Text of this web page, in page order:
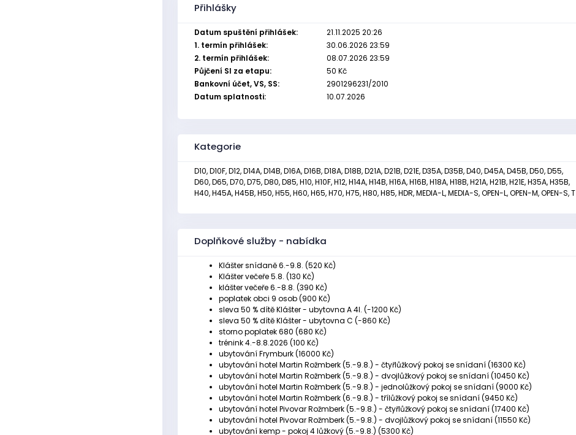
Přihlášky
Datum spuštění přihlášek:
21.11.2025 20:26
1. termín přihlášek:
30.06.2026 23:59
2. termín přihlášek:
08.07.2026 23:59
Půjčení SI za etapu:
50 Kč
Bankovní účet, VS, SS:
2901296231/2010
Datum splatnosti:
10.07.2026
Kategorie
D10, D10F, D12, D14A, D14B, D16A, D16B, D18A, D18B, D21A, D21B, D21E, D35A, D35B, D40, D45A, D45B, D50, D55,
D60, D65, D70, D75, D80, D85, H10, H10F, H12, H14A, H14B, H16A, H16B, H18A, H18B, H21A, H21B, H21E, H35A, H35B,
H40, H45A, H45B, H50, H55, H60, H65, H70, H75, H80, H85, HDR, MEDIA-L, MEDIA-S, OPEN-L, OPEN-M, OPEN-S, T
Doplňkové služby - nabídka
Klášter snídaně 6.-9.8. (520 Kč)
Klášter večeře 5.8. (130 Kč)
klášter večeře 6.-8.8. (390 Kč)
poplatek obci 9 osob (900 Kč)
sleva 50 % dítě Klášter - ubytovna A 4l. (-1200 Kč)
sleva 50 % dítě Klášter - ubytovna C (-860 Kč)
storno poplatek 680 (680 Kč)
trénink 4.-8.8.2026 (100 Kč)
ubytování Frymburk (16000 Kč)
ubytování hotel Martin Rožmberk (5.-9.8.) - čtyřlůžkový pokoj se snídaní (16300 Kč)
ubytování hotel Martin Rožmberk (5.-9.8.) - dvojlůžkový pokoj se snídaní (10450 Kč)
ubytování hotel Martin Rožmberk (5.-9.8.) - jednolůžkový pokoj se snídaní (9000 Kč)
ubytování hotel Martin Rožmberk (6.-9.8.) - třílůžkový pokoj se snídaní (9450 Kč)
ubytování hotel Pivovar Rožmberk (5.-9.8.) - čtyřlůžkový pokoj se snídaní (17400 Kč)
ubytování hotel Pivovar Rožmberk (5.-9.8.) - dvojlůžkový pokoj se snídaní (11550 Kč)
ubytování kemp - pokoj 4 lůžkový (5.-9.8.) (5300 Kč)